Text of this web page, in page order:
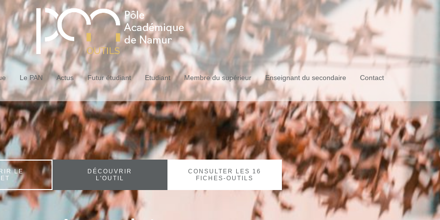
Le PAN Actus Futur étudiant Etudiant Membre du supérieur Enseignant du secondaire Contact
LE
DÉCOUVRIR
L'OUTIL
CONSULTER LES 16
FICHES-OUTILS